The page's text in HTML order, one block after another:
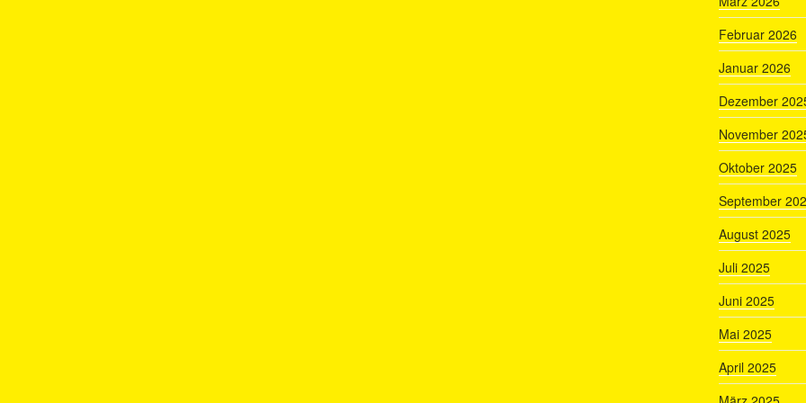
Februar 2026
Januar 2026
Dezember
November
Oktober 2025
September
August 2025
Juli 2025
Juni 2025
Mai 2025
April 2025